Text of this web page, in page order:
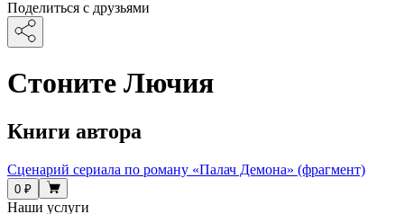
Поделиться с друзьями
Стоните Лючия
Книги автора
Сценарий сериала по роману «Палач Демона» (фрагмент)
0 ₽
Наши услуги